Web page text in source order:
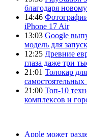
благодаря
14:46
iPhone 17 Air
13:03 Google
модель для
12:25 Древние
глаза даже три
21:01 Толокар
самостоятельных
21:00 Топ-10
комплексов и
Apple может